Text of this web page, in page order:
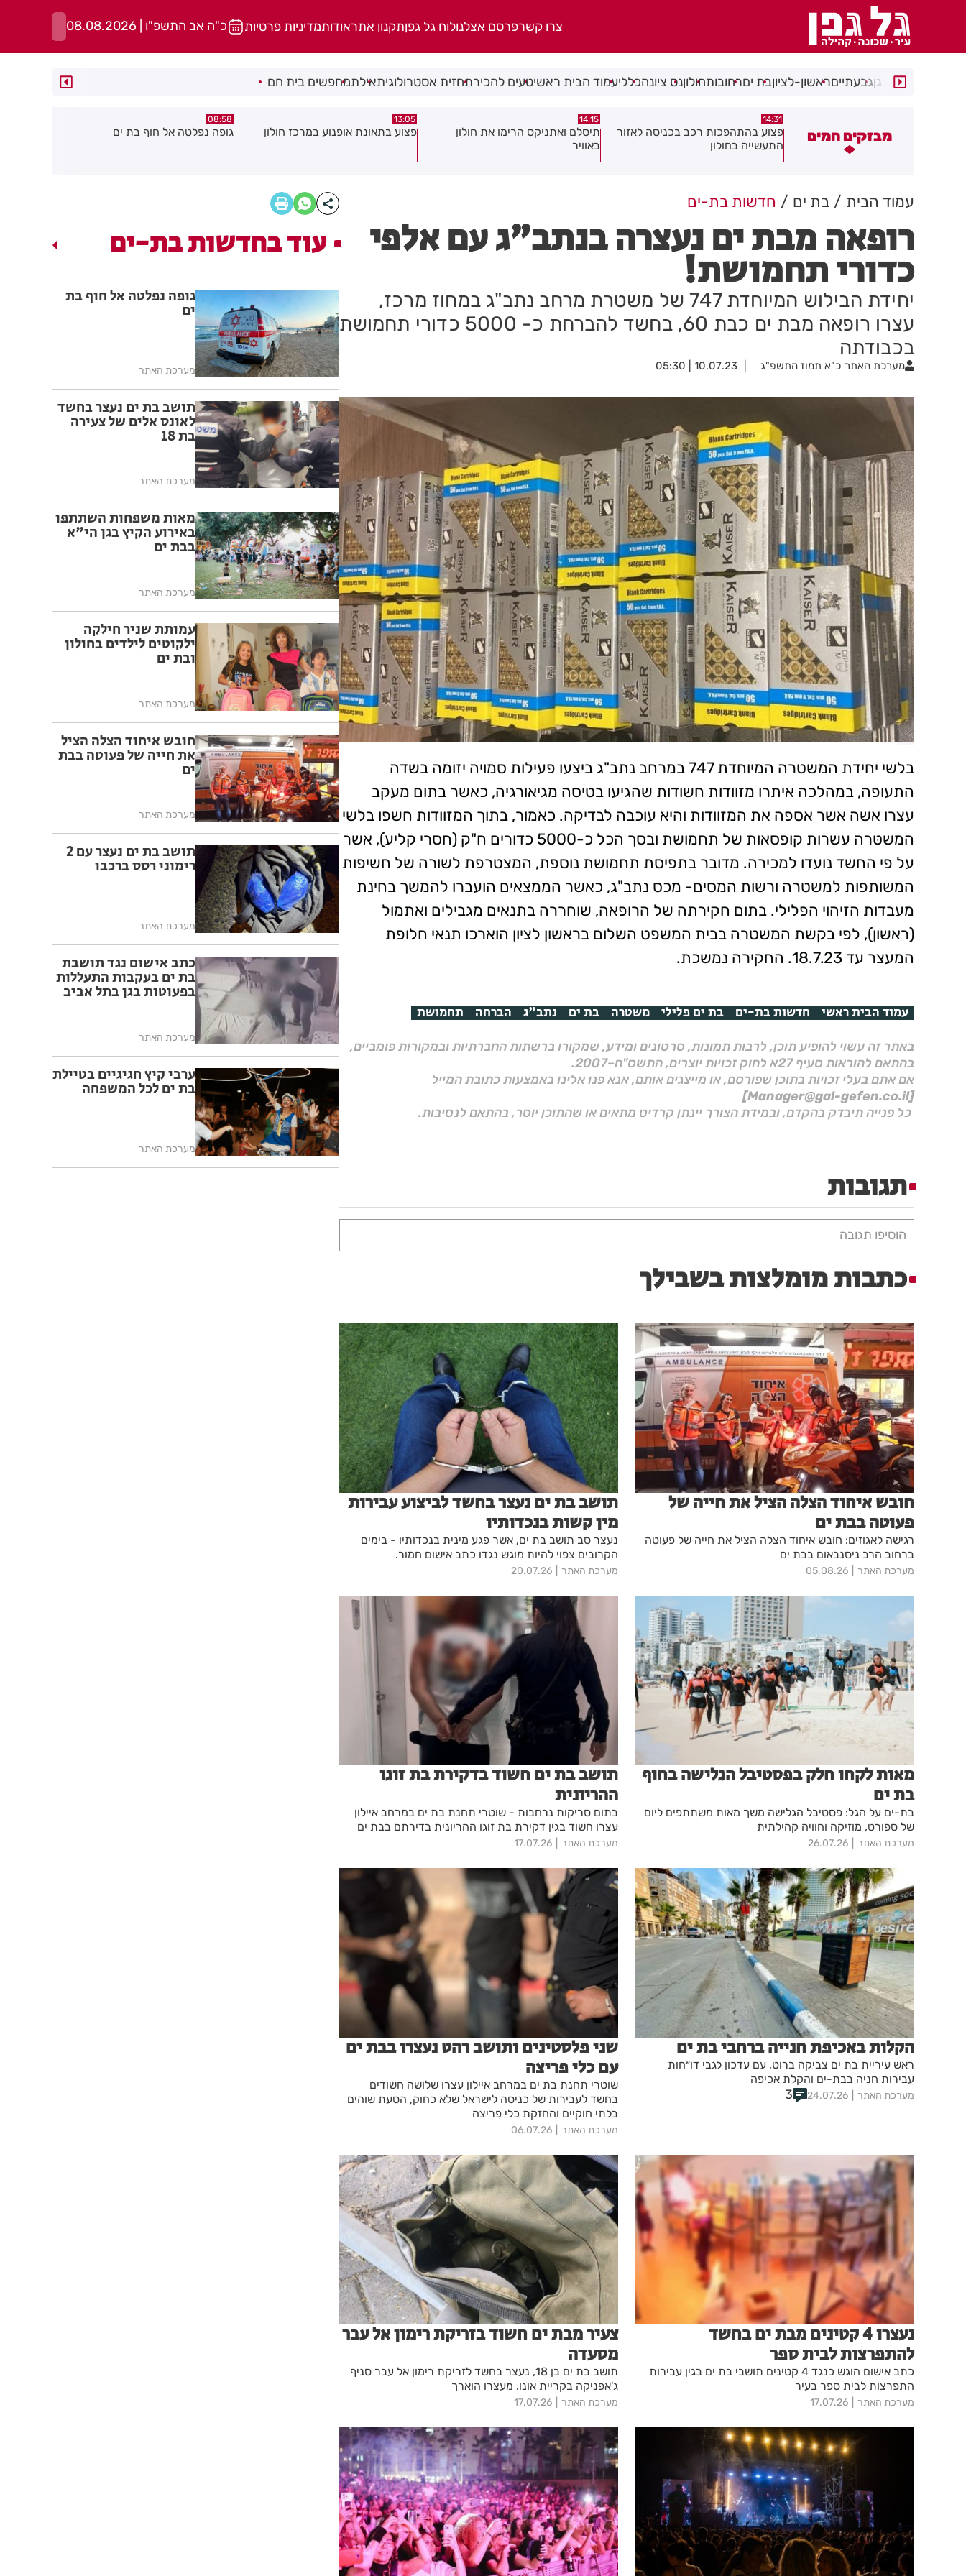
צרו קשרפרסם אצלנולוח גל גפןתקנון אתראודותמדיניות פרטיות כ"ה אב התשפ"ו | 08.08.2026
רמת גןגבעתייםראשון-לציוןבת יםרחובותחולוןנס ציונהכלליעמוד הבית ראשיטעים להכירתחזית אסטרולוגיתאילתמחפשים בית חם
מבזקים חמים
פצוע בהתהפכות רכב בכניסה לאזור
14:15
תיסלם ואתניקס הרימו את חולון
באוויר
13:05
פצוע בתאונת אופנוע במרכז חולון
08:58
גופה נפלטה אל חוף בת ים
08:29
חשד להצתה בשלושה מוקדים ברמת
עמוד הבית בת ים חדשות בת-ים
רופאה מבת ים נעצרה בנתב"ג עם אלפי
כדורי תחמושת!
יחידת הבילוש המיוחדת 747 של משטרת מרחב נתב"ג במחוז מרכז,
עצרו רופאה מבת ים כבת 60, בחשד להברחת כ- 5000 כדורי תחמושת
בכבודתה
מערכת האתר כ"א תמוז התשפ"ג 10.07.23 | 05:30
בלשי יחידת המשטרה המיוחדת 747 במרחב נתב"ג ביצעו פעילות סמויה יזומה בשדה
התעופה, במהלכה איתרו מזוודות חשודות שהגיעו בטיסה מגיאורגיה, כאשר בתום מעקב
עצרו אשה אשר אספה את המזוודות והיא עוכבה לבדיקה. כאמור, בתוך המזוודות חשפו בלשי
המשטּרה עשרות קופסאות של תחמושת ובסך הכל כ-5000 כדורים ח"ק (חסרי קליע), אשר
על פי החשד נועדו למכירה. מדובר בתפיסת תחמושת נוספת, המצטרפת לשורה של חשיפות
המשותפות למשטרה ורשות המסים- מכס נתב"ג, כאשר הממצאים הועברו להמשך בחינת
מעבדות הזיהוי הפלילי. בתום חקירתה של הרופאה, שוחררה בתנאים מגבילים ואתמול
(ראשון), לפי בקשת המשטרה בבית המשפט השלום בראשון לציון הוארכו תנאי חלופת
המעצר עד 18.7.23. החקירה נמשכת.
עמוד הבית ראשי חדשות בת-ים בת ים פלילי משטרה בת ים נתב"ג הברחה תחמושת
באתר זה עשוי להופיע תוכן, לרבות תמונות, סרטונים ומידע, שמקורו ברשתות החברתיות ובמקורות פומביים,
בהתאם להוראות סעיף 27א לחוק זכויות יוצרים, התשס"ח–2007.
אם אתם בעלי זכויות בתוכן שפורסם, או מייצגים אותם, אנא פנו אלינו באמצעות כתובת המייל
[Manager@gal-gefen.co.il]
כל פנייה תיבדק בהקדם, ובמידת הצורך יינתן קרדיט מתאים או שהתוכן יוסר, בהתאם לנסיבות.
תגובות
הוסיפו תגובה
כתבות מומלצות בשבילך
חובש איחוד הצלה הציל את חייה של
פעוטה בבת ים
רגישה לאגוזים: חובש איחוד הצלה הציל את חייה של פעוטה
ברחוב הרב ניסנבאום בבת ים
מערכת האתר 05.08.26
תושב בת ים נעצר בחשד לביצוע עבירות
מין קשות בנכדותיו
נעצר סב תושב בת ים, אשר פגע מינית בנכדותיו - בימים
הקרובים צפוי להיות מוגש נגדו כתב אישום חמור.
מערכת האתר 20.07.26
מאות לקחו חלק בפסטיבל הגלישה בחוף
בת ים
בת-ים על הגל: פסטיבל הגלישה משך מאות משתתפים ליום
של ספורט, מוזיקה וחוויה קהילתית
מערכת האתר 26.07.26
תושב בת ים חשוד בדקירת בת זוגו
ההריונית
בתום סריקות נרחבות - שוטרי תחנת בת ים במרחב איילון
עצרו חשוד בגין דקירת בת זוגו ההריונית בדירתם בבת ים
מערכת האתר 17.07.26
הקלות באכיפת חנייה ברחבי בת ים
ראש עיריית בת ים צביקה ברוט, עם עדכון לגבי דו״חות
עבירות חניה בבת-ים והקלת אכיפה
מערכת האתר 24.07.26
3
שני פלסטינים ותושב רהט נעצרו בבת ים
עם כלי פריצה
שוטרי תחנת בת ים במרחב איילון עצרו שלושה חשודים
בחשד לעבירות של כניסה לישראל שלא כחוק, הסעת שוהים
בלתי חוקיים והחזקת כלי פריצה
מערכת האתר 06.07.26
נעצרו 4 קטינים מבת ים בחשד
להתפרצות לבית ספר
כתב אישום הוגש כנגד 4 קטינים תושבי בת ים בגין עבירות
התפרצות לבית ספר בעיר
מערכת האתר 17.07.26
צעיר מבת ים חשוד בזריקת רימון אל עבר
מסעדה
תושב בת ים בן 18, נעצר בחשד לזריקת רימון אל עבר סניף
ג'אפניקה בקריית אונו. מעצרו הוארך
מערכת האתר 17.07.26
עוד בחדשות בת-ים
גופה נפלטה אל חוף בת
ים
מערכת האתר
תושב בת ים נעצר בחשד
לאונס אלים של צעירה
בת 18
מערכת האתר
מאות משפחות השתתפו
באירוע הקיץ בגן הי"א
בבת ים
מערכת האתר
עמותת שניר חילקה
ילקוטים לילדים בחולון
ובת ים
מערכת האתר
חובש איחוד הצלה הציל
את חייה של פעוטה בבת
ים
מערכת האתר
תושב בת ים נעצר עם 2
רימוני רסס ברכבו
מערכת האתר
כתב אישום נגד תושבת
בת ים בעקבות התעללות
בפעוטות בגן בתל אביב
מערכת האתר
ערבי קיץ חגיגיים בטיילת
בת ים לכל המשפחה
מערכת האתר